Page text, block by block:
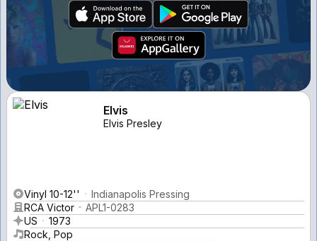
Elvis
Elvis Presley
Vinyl 10-12''
Indianapolis Pressing
RCA Victor
APL1-0283
US
1973
Rock, Pop